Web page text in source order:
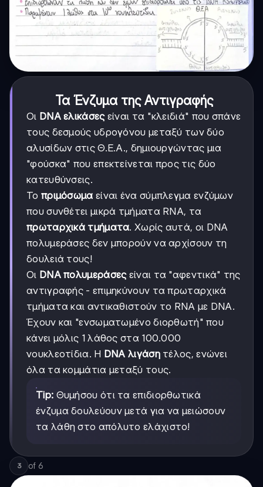
Τα Ένζυμα της Αντιγραφής
Οι DNA ελικάσεςείναι τα "κλειδιά" που σπάνε
τους δεσμούς υδρογόνου μεταξύ των δύο
αλυσίδων στις Θ.Ε.Α., δημιουργώντας μια
"φούσκα" που επεκτείνεται προς τις δύο
κατευθύνσεις.
Το πριμόσωμα είναι ένα σύμπλεγμα ενζύμων
που συνθέτει μικρά τμήματα RNA, τα
πρωταρχικά τμήματα. Χωρίς αυτά, οι DNA
πολυμεράσες δεν μπορούν να αρχίσουν τη
δουλειά τους!
Οι DNA πολυμεράσεςείναι τα "αφεντικά" της
αντιγραφής - επιμηκύνουν τα πρωταρχικά
τμήματα και αντικαθιστούν το RNA με DNA.
Έχουν και "ενσωματωμένο διορθωτή" που
κάνει μόλις 1 λάθος στα 100.000
νουκλεοτίδια. Η DNA λιγάσητέλος, ενώνει
όλα τα κομμάτια μεταξύ τους.
Tip: Θυμήσου ότι τα επιδιορθωτικά
ένζυμα δουλεύουν μετά για να μειώσουν
τα λάθη στο απόλυτο ελάχιστο!
3 of 6